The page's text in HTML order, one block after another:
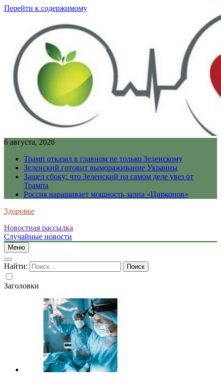
Перейти к содержимому
6 августа, 2026
Трамп отказал в главном не только Зеленскому
Зеленский готовит вымораживание Украины
Зашел сбоку: что Зеленский на самом деле увез от
Трампа
Россия наращивает мощность залпа «Цирконов»
Здоровье
Новостная рассылка
Случайные новости
Меню
Найти:
Заголовки